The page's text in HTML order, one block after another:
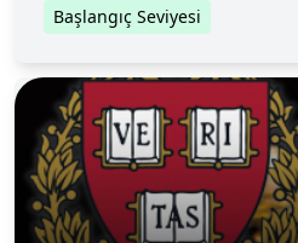
Başlangıç Seviyesi